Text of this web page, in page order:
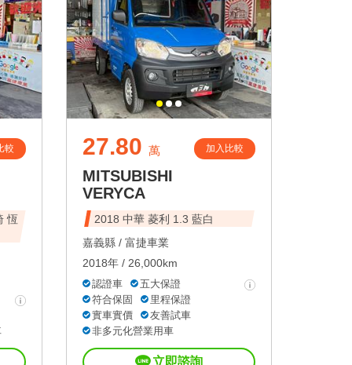
較
恆
27.80 萬 加入比較
MITSUBISHI
VERYCA
2018 中華 菱利 1.3 藍白
嘉義縣 / 富捷車業
2018年 / 26,000km
認證車
五大保證
符合保固
里程保證
實車實價
友善試車
非多元化營業用車
立即諮詢